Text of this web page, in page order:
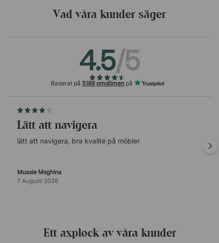
människor och deras påverkan av samhället, konsten, naturen
mångsidig klädhängare från Mizetto, designad för att skapa
ett starkt första intryck i entrén. Med fem krokar och ett
paraplyställ ger Bloom gott om förvaring. Tillverkad av slittålig
metall. Fem rymliga krokar av ekfaner. Integrerat paraplyställ.
Vad våra kunder säger
4.5/5
Baserat på 5189 omdömen på
lätt att navigera
lätt att navigera, bra kvalité på möbler
Mussie Msghina
7 Augusti 2026
Ett axplock av våra kunder